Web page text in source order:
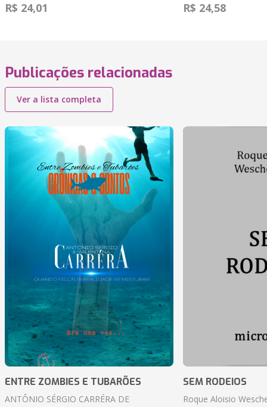
R$ 24,01 R$ 24,58
Publicações relacionadas
Ver a lista completa
ENTRE ZOMBIES E TUBARÕES
ANTÔNIO SÉRGIO CARRÉRA DE
SEM RODEIOS
Roque Aloisio